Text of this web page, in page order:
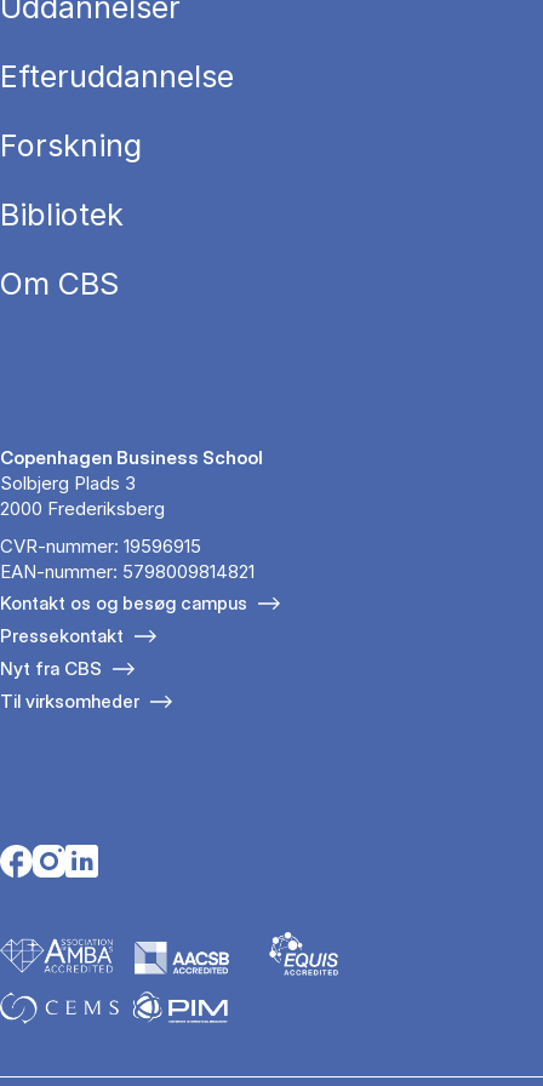
Uddannelser
Efteruddannelse
Forskning
Bibliotek
Om CBS
Copenhagen Business School
Solbjerg Plads 3
2000 Frederiksberg
CVR-nummer: 19596915
EAN-nummer: 5798009814821
Kontakt os og besøg campus
Pressekontakt
Nyt fra CBS
Til virksomheder
Opens in a new tab
Opens in a new tab
Opens in a new tab